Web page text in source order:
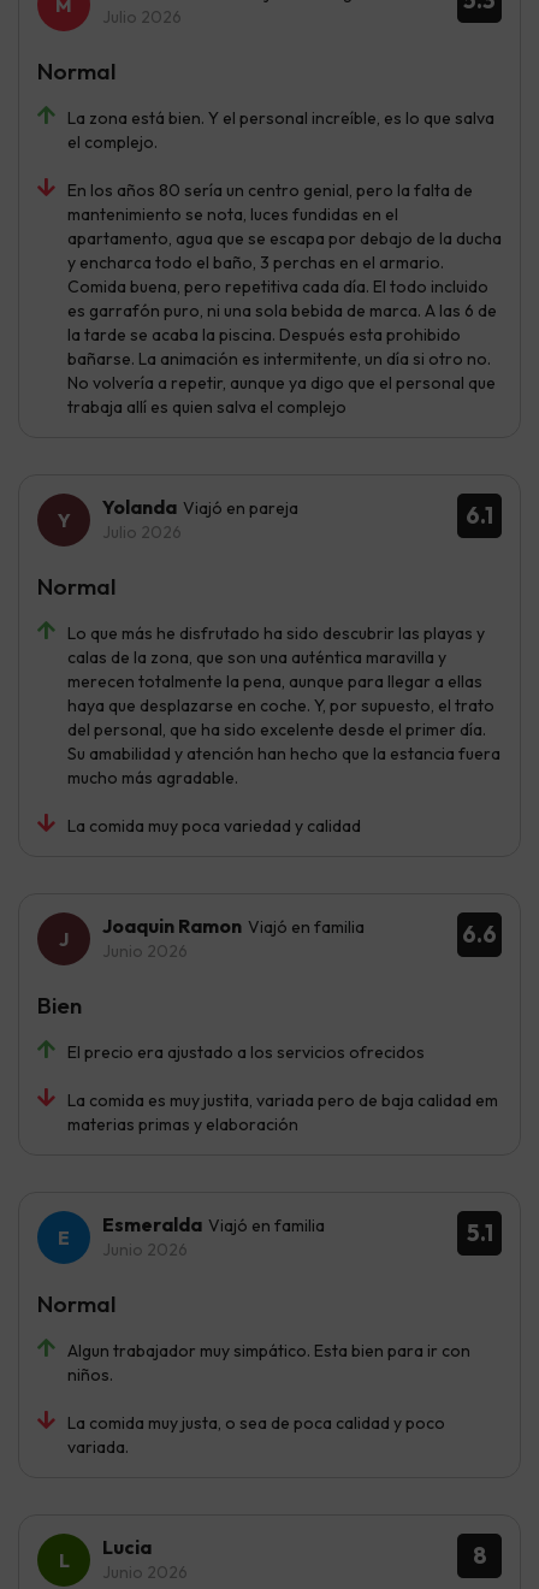
Julio 2026
La zona está bien. Y el personal increíble, es lo que salva
el complejo.
En los años 80 sería un centro genial, pero la falta de
mantenimiento se nota, luces fundidas en el
apartamento, agua que se escapa por debajo de la ducha
y encharca todo el baño, 3 perchas en el armario.
Comida buena, pero repetitiva cada día. El todo incluido
es garrafón puro, ni una sola bebida de marca. A las 6 de
la tarde se acaba la piscina. Después esta prohibido
bañarse. La animación es intermitente, un día si otro no.
No volvería a repetir, aunque ya digo que el personal que
trabaja allí es quien salva el complejo
Normal
6.1
Yolanda Viajó en pareja
Julio 2026
Lo que más he disfrutado ha sido descubrir las playas y
calas de la zona, que son una auténtica maravilla y
merecen totalmente la pena, aunque para llegar a ellas
haya que desplazarse en coche. Y, por supuesto, el trato
del personal, que ha sido excelente desde el primer día.
Su amabilidad y atención han hecho que la estancia fuera
mucho más agradable.
La comida muy poca variedad y calidad
Normal
6.6
Joaquin Ramon Viajó en familia
Junio 2026
El precio era ajustado a los servicios ofrecidos
La comida es muy justita, variada pero de baja calidad em
materias primas y elaboración
Bien
5.1
Esmeralda Viajó en familia
Junio 2026
Algun trabajador muy simpático. Esta bien para ir con
niños.
La comida muy justa, o sea de poca calidad y poco
variada.
Normal
8
Lucia
Junio 2026